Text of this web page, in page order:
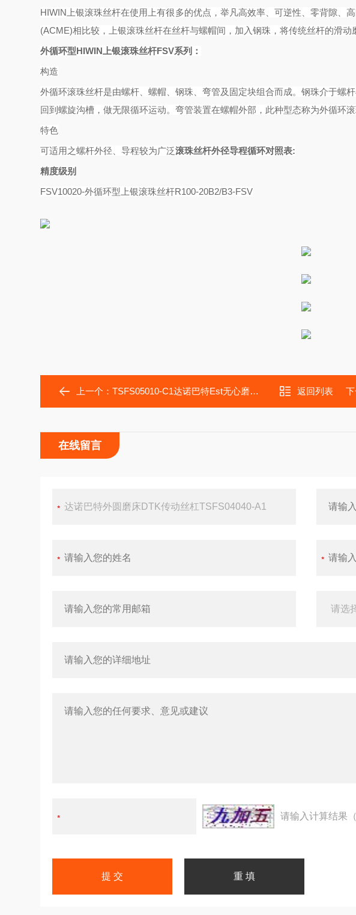
HIWIN上银滚珠丝杆在使用上有很多的优点，举凡高效率、可逆性、零背隙、
(ACME)相比较，上银滚珠丝杆在丝杆与螺帽间，加入钢珠，将传统丝杆的滑动
外循环型HIWIN上银滚珠丝杆FSV系列：
构造
外循环滚珠丝杆是由螺杆、螺帽、钢珠、弯管及固定块组合而成。钢珠介于螺
回到螺旋沟槽，做无限循环运动。弯管装置在螺帽外部，此种型态称为外循环滚
特色
可适用之螺杆外径、导程较为广泛滚珠丝杆外径导程循环对照表:
精度级别
FSV10020-外循环型上银滚珠丝杆R100-20B2/B3-FSV
上一个：TSFS05010-C1达诺巴特Est无心磨床用DTK丝杠TSFS05005-C1 返回列表 下
在线留言
请输入计算结果